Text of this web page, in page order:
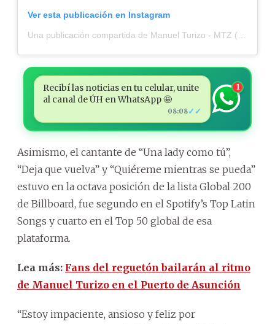
Ver esta publicación en Instagram
Recibí las noticias en tu celular, unite
al canal de ÚH en WhatsApp 🤩
08:08✓✓
1
Asimismo, el cantante de “Una lady como tú”,
“Deja que vuelva” y “Quiéreme mientras se pueda”
estuvo en la octava posición de la lista Global 200
de Billboard, fue segundo en el Spotify’s Top Latin
Songs y cuarto en el Top 50 global de esa
plataforma.
Lea más: Fans del reguetón bailarán al ritmo
de Manuel Turizo en el Puerto de Asunción
“Estoy impaciente, ansioso y feliz por